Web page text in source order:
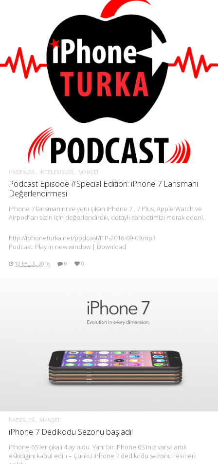
HABERLER İNCELEMELER MANŞET
Podcast Episode #Special Edition: iPhone 7 Lansmanı
Değerlendirmesi
iPhone 7 lansmanını ve yeni çıkan iPhone 7 , 7 Plus, Apple Watch ve
Airpod’ları sizin için değerlendirdik, detaylı sohbetimizi merak edenl..
http://iphoneturka.net/podcast/ITP-2016-09-09.mp3
Podcast: Play in new window | Download
10 EYLÜL 2016 0 0
HABERLER MANŞET
iPhone 7 Dedikodu Sezonu başladı!
iPhone 6S’ler çıkalı 4 ay oldu. Yani bir iPhone 6S’iniz varsa artık
eskidiğini kabul edin – Çünkü iPhone 7 dedikodu sezonu resmen